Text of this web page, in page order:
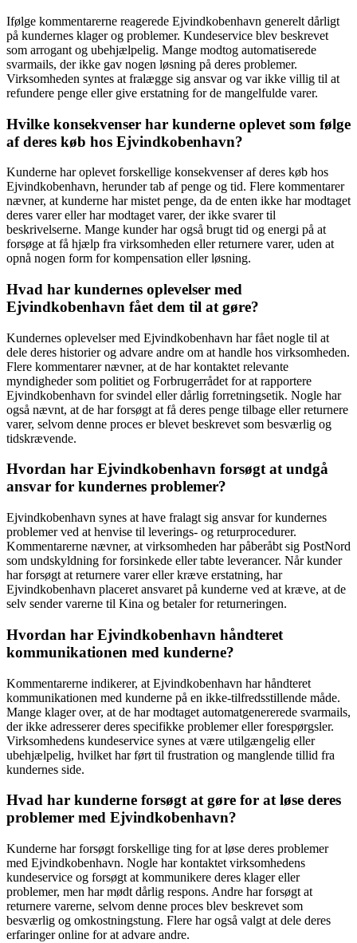
Ifølge kommentarerne reagerede Ejvindkobenhavn generelt dårligt
på kundernes klager og problemer. Kundeservice blev beskrevet
som arrogant og ubehjælpelig. Mange modtog automatiserede
svarmails, der ikke gav nogen løsning på deres problemer.
Virksomheden syntes at fralægge sig ansvar og var ikke villig til at
refundere penge eller give erstatning for de mangelfulde varer.
Hvilke konsekvenser har kunderne oplevet som følge
af deres køb hos Ejvindkobenhavn?
Kunderne har oplevet forskellige konsekvenser af deres køb hos
Ejvindkobenhavn, herunder tab af penge og tid. Flere kommentarer
nævner, at kunderne har mistet penge, da de enten ikke har modtaget
deres varer eller har modtaget varer, der ikke svarer til
beskrivelserne. Mange kunder har også brugt tid og energi på at
forsøge at få hjælp fra virksomheden eller returnere varer, uden at
opnå nogen form for kompensation eller løsning.
Hvad har kundernes oplevelser med
Ejvindkobenhavn fået dem til at gøre?
Kundernes oplevelser med Ejvindkobenhavn har fået nogle til at
dele deres historier og advare andre om at handle hos virksomheden.
Flere kommentarer nævner, at de har kontaktet relevante
myndigheder som politiet og Forbrugerrådet for at rapportere
Ejvindkobenhavn for svindel eller dårlig forretningsetik. Nogle har
også nævnt, at de har forsøgt at få deres penge tilbage eller returnere
varer, selvom denne proces er blevet beskrevet som besværlig og
tidskrævende.
Hvordan har Ejvindkobenhavn forsøgt at undgå
ansvar for kundernes problemer?
Ejvindkobenhavn synes at have fralagt sig ansvar for kundernes
problemer ved at henvise til leverings- og returprocedurer.
Kommentarerne nævner, at virksomheden har påberåbt sig PostNord
som undskyldning for forsinkede eller tabte leverancer. Når kunder
har forsøgt at returnere varer eller kræve erstatning, har
Ejvindkobenhavn placeret ansvaret på kunderne ved at kræve, at de
selv sender varerne til Kina og betaler for returneringen.
Hvordan har Ejvindkobenhavn håndteret
kommunikationen med kunderne?
Kommentarerne indikerer, at Ejvindkobenhavn har håndteret
kommunikationen med kunderne på en ikke-tilfredsstillende måde.
Mange klager over, at de har modtaget automatgenererede svarmails,
der ikke adresserer deres specifikke problemer eller forespørgsler.
Virksomhedens kundeservice synes at være utilgængelig eller
ubehjælpelig, hvilket har ført til frustration og manglende tillid fra
kundernes side.
Hvad har kunderne forsøgt at gøre for at løse deres
problemer med Ejvindkobenhavn?
Kunderne har forsøgt forskellige ting for at løse deres problemer
med Ejvindkobenhavn. Nogle har kontaktet virksomhedens
kundeservice og forsøgt at kommunikere deres klager eller
problemer, men har mødt dårlig respons. Andre har forsøgt at
returnere varerne, selvom denne proces blev beskrevet som
besværlig og omkostningstung. Flere har også valgt at dele deres
erfaringer online for at advare andre.